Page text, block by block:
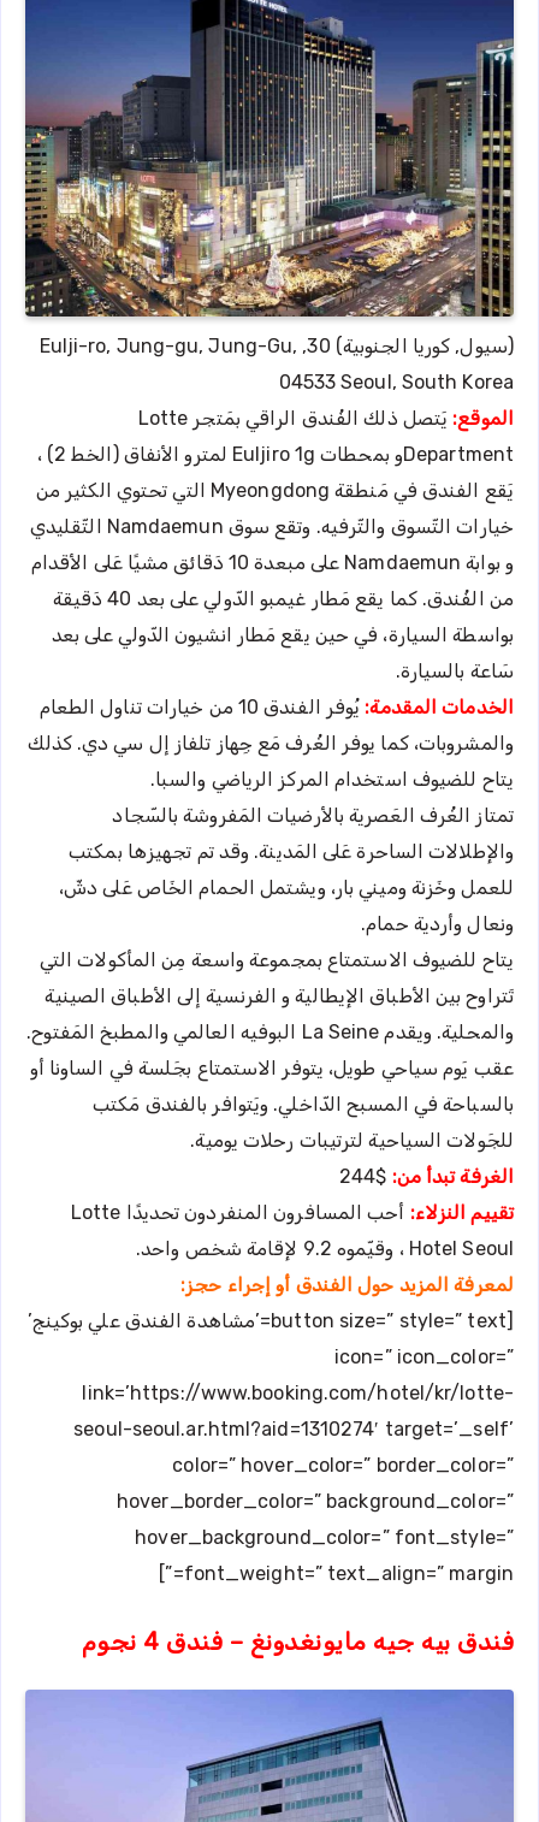
(سيول, كوريا الجنوبية) 30, Eulji-ro, Jung-gu, Jung-Gu,
04533 Seoul, South Korea
الموقع:
يَتصل ذلك الفُندق الراقي بمَتجر Lotte
Departmentو بمحطات Euljiro 1g لمترو الأنفاق (الخط 2) ،
يَقع الفندق في مَنطقة Myeongdong التي تحتوي الكثير من
خيارات التّسوق والتّرفيه. وتقع سوق Namdaemun التّقليدي
و بوابة Namdaemun على مبعدة 10 دَقائق مشيًا عَلى الأقدام
من الفُندق. كما يقع مَطار غيمبو الدّولي على بعد 40 دَقيقة
بواسطة السيارة، في حين يقع مَطار انشيون الدّولي على بعد
سَاعة بالسيارة.
الخدمات المقدمة:
يُوفر الفندق 10 من خيارات تناول الطعام
والمشروبات، كما يوفر الغُرف مَع جِهاز تلفاز إل سي دي. كذلك
يتاح للضيوف استخدام المركز الرياضي والسبا.
تمتاز الغُرف العَصرية بالأرضيات المَفروشة بالسّجاد
والإطلالات الساحرة عَلى المَدينة. وقد تم تجهيزها بمكتب
للعمل وخَزنة وميني بار، ويشتمل الحمام الخَاص عَلى دشّ،
ونعال وأردية حمام.
يتاح للضيوف الاستمتاع بمجموعة واسعة مِن المأكولات التي
تَتراوح بين الأطباق الإيطالية و الفرنسية إلى الأطباق الصينية
والمحلية. ويقدم La Seine البوفيه العالمي والمطبخ المَفتوح.
عقب يَوم سياحي طويل، يتوفر الاستمتاع بجَلسة في الساونا أو
بالسباحة في المسبح الدّاخلي. ويَتوافر بالفندق مَكتب
للجَولات السياحية لترتيبات رحلات يومية.
الغرفة تبدأ من: $244
تقييم النزلاء:
أحب المسافرون المنفردون تحديدًا Lotte
Hotel Seoul ، وقيّموه 9.2 لإقامة شخص واحد.
لمعرفة المزيد حول الفندق أو إجراء حجز:
[button size=” style=” text=’مشاهدة الفندق علي بوكينج’
icon=” icon_color=”
link=’https://www.booking.com/hotel/kr/lotte-
seoul-seoul.ar.html?aid=1310274′ target=’_self’
color=” hover_color=” border_color=”
hover_border_color=” background_color=”
hover_background_color=” font_style=”
font_weight=” text_align=” margin=”]
فندق بيه جيه مايونغدونغ – فندق 4 نجوم